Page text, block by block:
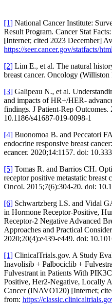
[1] National Cancer Institute:
Result Program. Cancer Stat
[Internet; cited 2023 December]
https://seer.cancer.gov/statfacts/
[2] Lim E., et al. The natural
breast cancer. Oncology
[3] Galipeau N., et al.
and impacts of HR+/HER-
findings. J Patient-Rep Outcomes.
10.1186/s41687-019-0098-1
[4] Buonomoa B. and Peccatori
endocrine responsive breast
ecancer. 2020;14:1157. doi:
[5] Tomas R. and Barrios CH.
receptor positive metastatic
Oncol. 2015;7(6):304-20. doi:
[6] Schwartzberg LS. and Vidal
in Hormone Receptor-Positive,
Receptor-2 Negative Advanced
Approaches and Practical
2020;20(4):e439-e449. doi:
[1] ClinicalTrials.gov. A Study
Inavolisib + Palbociclib +
Fulvestrant in Patients With
Positive, Her2-Negative, Locally
Cancer (INAVO120) [Internet;
from: https://